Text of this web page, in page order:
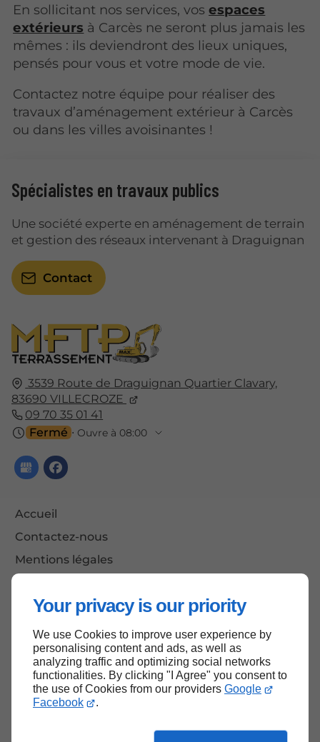
Your privacy is our priority
We use Cookies to improve user experience by
personalising content and ads, as well as
analyzing traffic and optimizing social networks
functionalities. By clicking "I Agree" you consent to
the use of Cookies from our providers Google
Facebook
.
En sollicitant nos services, vosespaces
extérieurs à Carcès ne seront plus jamais les
mêmes : ils deviendront des lieux uniques,
pensés pour vous et votre mode de vie.
Contactez notre équipe pour réaliser des
travaux d’aménagement extérieur à Carcès
ou dans les villes avoisinantes !
3539 Route de Draguignan Quartier Clavary,
83690 VILLECROZE
09 70 35 01 41
Fermé ⋅ Ouvre à 08:00
Accueil
Contactez-nous
Mentions légales
Spécialistes en travaux publics
Une société experte en aménagement de terrain
et gestion des réseaux intervenant à Draguignan
Contact
Haut de page